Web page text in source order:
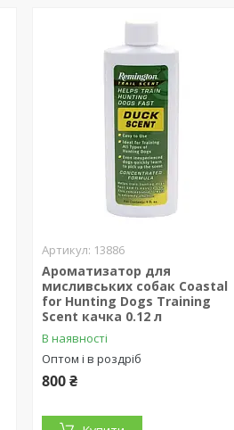
13886
Ароматизатор для
мисливських собак Coastal
for Hunting Dogs Training
Scent качка 0.12 л
В наявності
Оптом і в роздріб
800 ₴